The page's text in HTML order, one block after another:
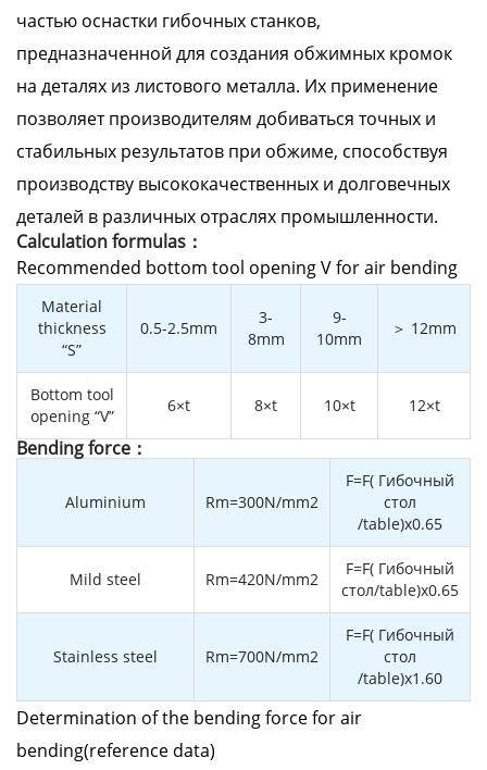
частью оснастки гибочных станков,
предназначенной для создания обжимных кромок
на деталях из листового металла. Их применение
позволяет производителям добиваться точных и
стабильных результатов при обжиме, способствуя
производству высококачественных и долговечных
деталей в различных отраслях промышленности.
Calculation formulas：
Recommended bottom tool opening V for air bending
Material
thickness
“S”
0.5-2.5mm
3-
8mm
9-
10mm
＞ 12mm
Bottom tool
opening “V”
6×t 8×t 10×t 12×t
Bending force：
Aluminium Rm=300N/mm2
F=F( Гибочный
стол
/table)x0.65
Mild steel Rm=420N/mm2
F=F( Гибочный
стол/table)x0.65
Stainless steel Rm=700N/mm2
F=F( Гибочный
стол
/table)x1.60
Determination of the bending force for air
bending(reference data)